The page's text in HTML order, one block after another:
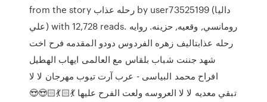
from the story رحله عذاب by user73525199 (داليا
علي) with 12,728 reads. رومانسي, وقعيه, حزينه. روايه
رحله عذابتاليف زهره الفردوس دودو المقدمه فرح اخت
شهد جننت شباب بلقاس مع العالمى ايهاب الهطيل
افراح محمد البياسى - عرب آرت تيوب مهرجان لا لا
تبقي معديه لا لا العروسه ولعت الفرح عليها 💃🏻💃🏻😍😍